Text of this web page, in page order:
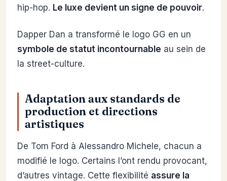
hip-hop. Le luxe devient un signe de pouvoir.
Dapper Dan a transformé le logo GG en un
symbole de statut incontournable au sein de
la street-culture.
Adaptation aux standards de
production et directions
artistiques
De Tom Ford à Alessandro Michele, chacun a
modifié le logo. Certains l’ont rendu provocant,
d’autres vintage. Cette flexibilité assure la